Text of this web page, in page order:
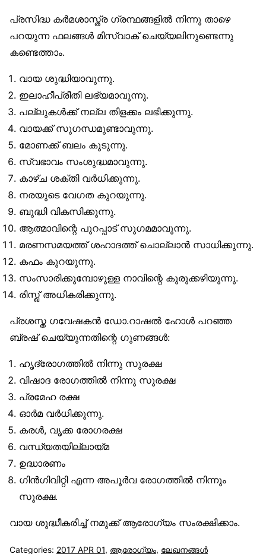
പ്രസിദ്ധ കർമശാസ്ത്ര ഗ്രന്ഥങ്ങളിൽ നിന്നു താഴെ
പറയുന്ന ഫലങ്ങൾ മിസ്‌വാക് ചെയ്യലിനുണ്ടെന്നു
കണ്ടെത്താം.
വായ ശുദ്ധിയാവുന്നു.
ഇലാഹീപ്രീതി ലഭ്യമാവുന്നു.
പല്ലുകൾക്ക് നല്ല തിളക്കം ലഭിക്കുന്നു.
വായക്ക് സുഗന്ധമുണ്ടാവുന്നു.
മോണക്ക് ബലം കൂടുന്നു.
സ്വഭാവം സംശുദ്ധമാവുന്നു.
കാഴ്ച ശക്തി വർധിക്കുന്നു.
നരയുടെ വേഗത കുറയുന്നു.
ബുദ്ധി വികസിക്കുന്നു.
ആത്മാവിന്റെ പുറപ്പാട് സുഗമമാവുന്നു.
മരണസമയത്ത് ശഹാദത്ത് ചൊല്ലാൻ സാധിക്കുന്നു.
കഫം കുറയുന്നു.
സംസാരിക്കുമ്പോഴുള്ള നാവിന്റെ കുരുക്കഴിയുന്നു.
രിസ്ഖ് അധികരിക്കുന്നു.
പ്രശസ്ത ഗവേഷകൻ ഡോ.റാഷൽ ഹോൾ പറഞ്ഞ
ബ്രഷ് ചെയ്യുന്നതിന്റെ ഗുണങ്ങൾ:
ഹൃദ്രോഗത്തിൽ നിന്നു സുരക്ഷ
വിഷാദ രോഗത്തിൽ നിന്നു സുരക്ഷ
പ്രമേഹ രക്ഷ
ഓർമ വർധിക്കുന്നു.
കരൾ, വൃക്ക രോഗരക്ഷ
വന്ധ്യതയില്ലായ്മ
ഉദ്ധാരണം
ഗിൻഗിവിറ്റി എന്ന അപൂർവ രോഗത്തിൽ നിന്നും
സുരക്ഷ.
വായ ശുദ്ധീകരിച്ച് നമുക്ക് ആരോഗ്യം സംരക്ഷിക്കാം.
Categories: 2017 APR 01, ആരോഗ്യം, ലേഖനങ്ങള്‍